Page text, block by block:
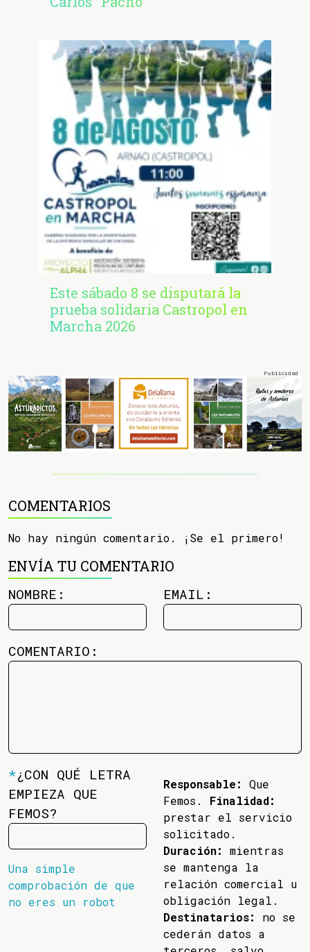
Este sábado 8 se disputará la
prueba solidaria Castropol en
Marcha 2026
COMENTARIOS
No hay ningún comentario. ¡Se el primero!
ENVÍA TU COMENTARIO
NOMBRE: EMAIL:
COMENTARIO:
*¿CON QUÉ LETRA
EMPIEZA QUE
FEMOS?
Una simple
comprobación de que
no eres un robot
Responsable:
Que
Femos. Finalidad:
prestar el servicio
solicitado.
Duración:
mientras
se mantenga la
relación comercial u
obligación legal.
Destinatarios:
no se
cederán datos a